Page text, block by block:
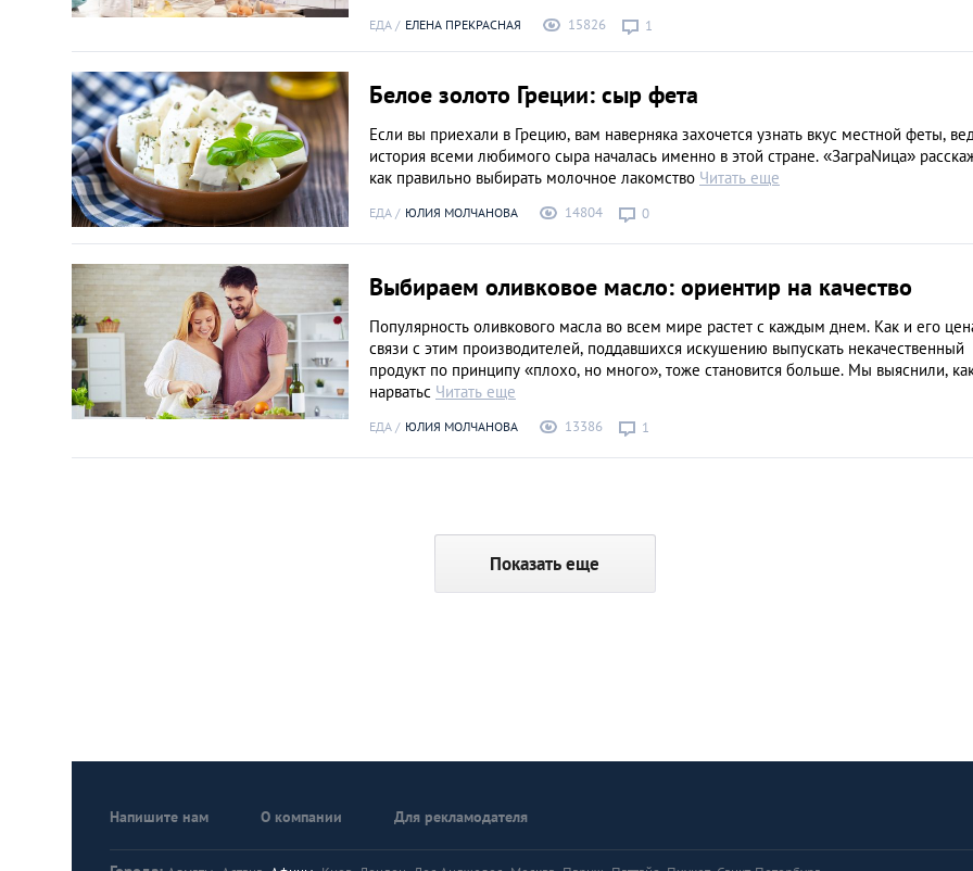
ЕДА ЕЛЕНА ПРЕКРАСНАЯ 15826 1
Белое золото Греции: сыр фета
Если вы приехали в Грецию, вам наверняка захочется узнать вкус местной феты,
история всеми любимого сыра началась именно в этой стране. «ЗаграNица»
как правильно выбирать молочное лакомство Читать еще
ЕДА ЮЛИЯ МОЛЧАНОВА 14804 0
Выбираем оливковое масло: ориентир на качество
Популярность оливкового масла во всем мире растет с каждым днем. Как и его
связи с этим производителей, поддавшихся искушению выпускать некачественный
продукт по принципу «плохо, но много», тоже становится больше. Мы выяснили,
нарватьс Читать еще
ЕДА ЮЛИЯ МОЛЧАНОВА 13386 1
Показать еще
Напишите нам О компании Для рекламодателя